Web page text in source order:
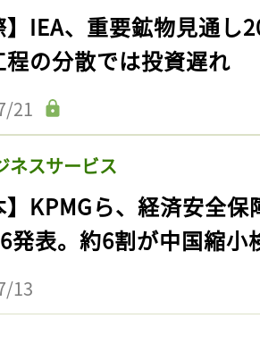
】IEA、重要鉱物見通
程の分散では投資遅れ
21
ネスサービス
】KPMGら、経済安全
発表。約6割が中国縮小
13
事をお気に入りに
ログインが必